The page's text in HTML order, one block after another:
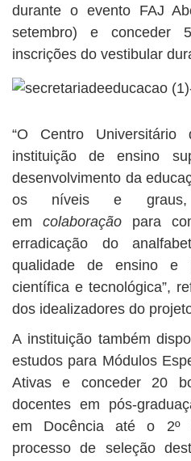
durante o evento FAJ
setembro) e conceder
inscrições do vestibular
“O Centro
instituição de ensino
desenvolvimento da
os níveis e graus,
emcolaboração para
erradicação do
qualidade de ensino e
científica e tecnológica”,
dos idealizadores do
A instituição também
estudos para Módulos
Ativas e conceder 20
docentes em pós-
em Docência até o 2º
processo de seleção